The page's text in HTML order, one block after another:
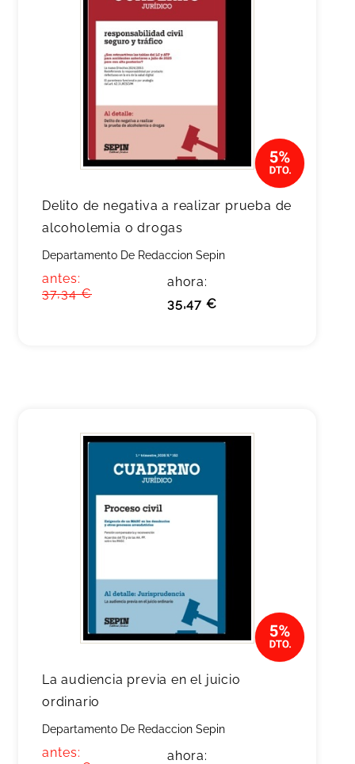
Delito de negativa a realizar prueba de
alcoholemia o drogas
Departamento De Redaccion Sepin
antes:
37,34 €
ahora:
35,47 €
La audiencia previa en el juicio
ordinario
Departamento De Redaccion Sepin
antes:
ahora: